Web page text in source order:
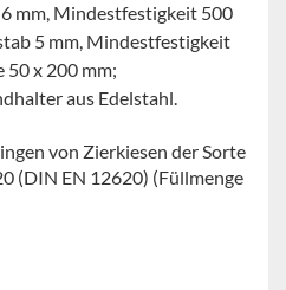
mm, Mindestfestigkeit 500
5 mm, Mindestfestigkeit
50 x 200 mm;
aus Edelstahl.
von Zierkiesen der Sorte
(DIN EN 12620) (Füllmenge